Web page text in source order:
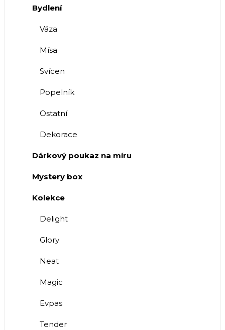
Bydlení
Váza
Mísa
Svícen
Popelník
Ostatní
Dekorace
Dárkový poukaz na míru
Mystery box
Kolekce
Delight
Glory
Neat
Magic
Evpas
Tender